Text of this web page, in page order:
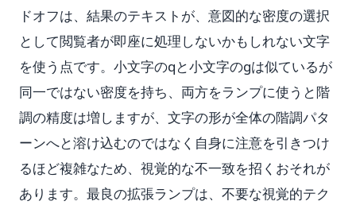
ドオフは、結果のテキストが、意図的な密度の選択
として閲覧者が即座に処理しないかもしれない文字
を使う点です。小文字のqと小文字のgは似ているが
同一ではない密度を持ち、両方をランプに使うと階
調の精度は増しますが、文字の形が全体の階調パタ
ーンへと溶け込むのではなく自身に注意を引きつけ
るほど複雑なため、視覚的な不一致を招くおそれが
あります。最良の拡張ランプは、不要な視覚的テク